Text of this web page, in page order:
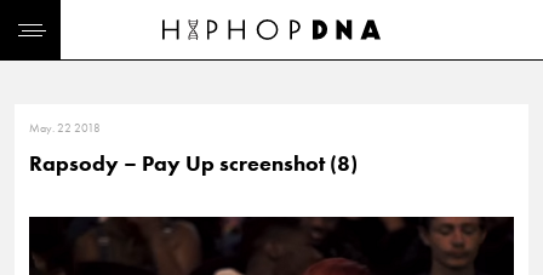
May. 22 2018
Rapsody – Pay Up screenshot (8)